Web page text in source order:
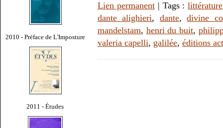
2010 - Préface de L'Imposture
2011 - Études
Lien permanent| Tags :littérature
dante alighieri, dante,divine
mandelstam, henri du buit,
valeria capelli, galilée, éditions